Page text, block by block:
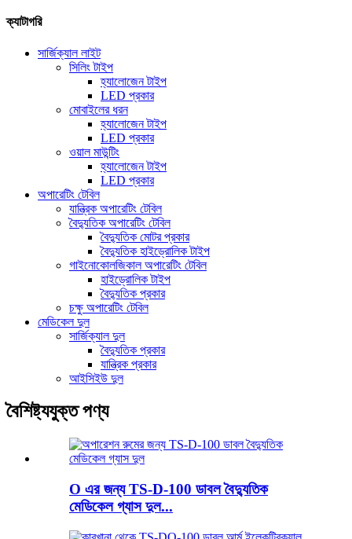
ক্যাটাগরি
সার্জিক্যাল লাইট
সিলিং টাইপ
হ্যালোজেন টাইপ
LED প্রকার
মোবাইলের ধরন
হ্যালোজেন টাইপ
LED প্রকার
ওয়াল মাউন্টিং
হ্যালোজেন টাইপ
LED প্রকার
অপারেটিং টেবিল
যান্ত্রিক অপারেটিং টেবিল
বৈদ্যুতিক অপারেটিং টেবিল
বৈদ্যুতিক মোটর প্রকার
বৈদ্যুতিক হাইড্রোলিক টাইপ
গাইনোকোলজিকাল অপারেটিং টেবিল
হাইড্রোলিক টাইপ
বৈদ্যুতিক প্রকার
চক্ষু অপারেটিং টেবিল
মেডিকেল দুল
সার্জিক্যাল দুল
বৈদ্যুতিক প্রকার
যান্ত্রিক প্রকার
আইসিইউ দুল
বৈশিষ্ট্যযুক্ত পণ্য
O এর জন্য TS-D-100 ডাবল বৈদ্যুতিক
মেডিকেল গ্যাস দুল...